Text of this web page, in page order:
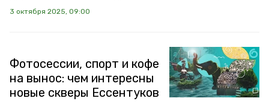
3 октября 2025, 09:00
Фотосессии, спорт и кофе
на вынос: чем интересны
новые скверы Ессентуков